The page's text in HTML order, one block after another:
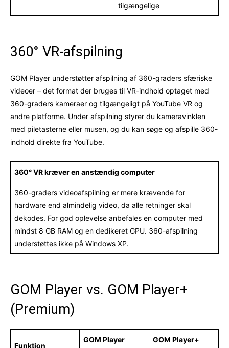
tilgængelige
360° VR-afspilning
GOM Player understøtter afspilning af 360-graders sfæriske
videoer – det format der bruges til VR-indhold optaget med
360-graders kameraer og tilgængeligt på YouTube VR og
andre platforme. Under afspilning styrer du kameravinklen
med piletasterne eller musen, og du kan søge og afspille 360-
indhold direkte fra YouTube.
360° VR kræver en anstændig computer
360-graders videoafspilning er mere krævende for
hardware end almindelig video, da alle retninger skal
dekodes. For god oplevelse anbefales en computer med
mindst 8 GB RAM og en dedikeret GPU. 360-afspilning
understøttes ikke på Windows XP.
GOM Player vs. GOM Player+
(Premium)
Funktion
GOM Player
GOM Player+